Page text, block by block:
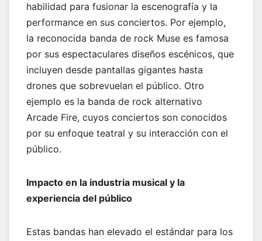
habilidad para fusionar la escenografía y la
performance en sus conciertos. Por ejemplo,
la reconocida banda de rock Muse es famosa
por sus espectaculares diseños escénicos, que
incluyen desde pantallas gigantes hasta
drones que sobrevuelan el público. Otro
ejemplo es la banda de rock alternativo
Arcade Fire, cuyos conciertos son conocidos
por su enfoque teatral y su interacción con el
público.
Impacto en la industria musical y la
experiencia del público
Estas bandas han elevado el estándar para los